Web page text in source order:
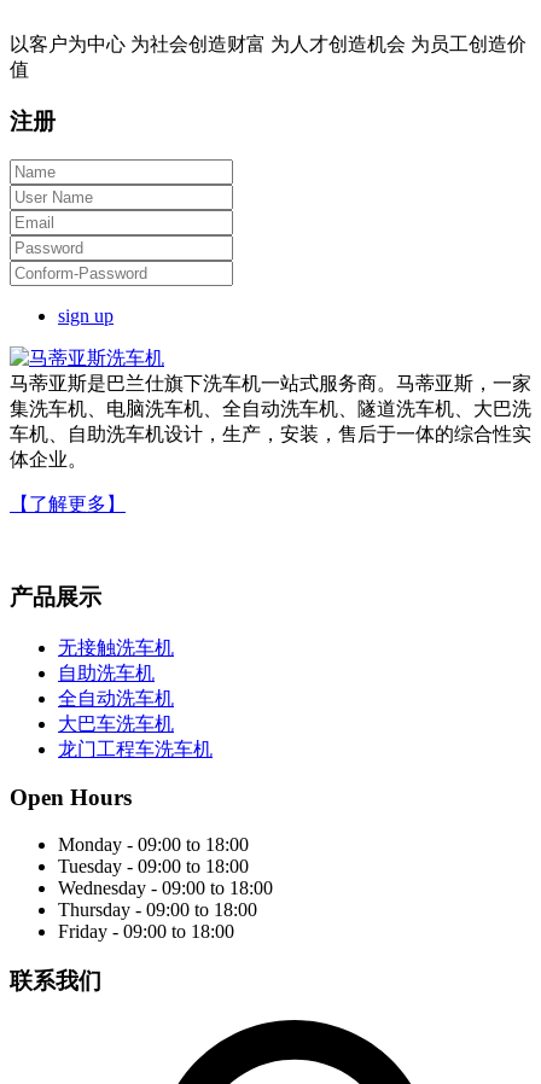
以客户为中心 为社会创造财富 为人才创造机会 为员工创造价
值
注册
sign up
马蒂亚斯是巴兰仕旗下洗车机一站式服务商。马蒂亚斯，一家
集洗车机、电脑洗车机、全自动洗车机、隧道洗车机、大巴洗
车机、自助洗车机设计，生产，安装，售后于一体的综合性实
体企业。
【了解更多】
产品展示
无接触洗车机
自助洗车机
全自动洗车机
大巴车洗车机
龙门工程车洗车机
Open Hours
Monday - 09:00 to 18:00
Tuesday - 09:00 to 18:00
Wednesday - 09:00 to 18:00
Thursday - 09:00 to 18:00
Friday - 09:00 to 18:00
联系我们